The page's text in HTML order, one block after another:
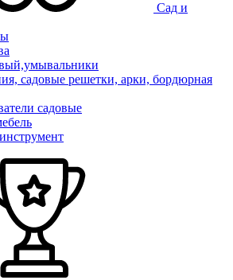
Сад и
садовые решетки, арки, бордюрная
садовые